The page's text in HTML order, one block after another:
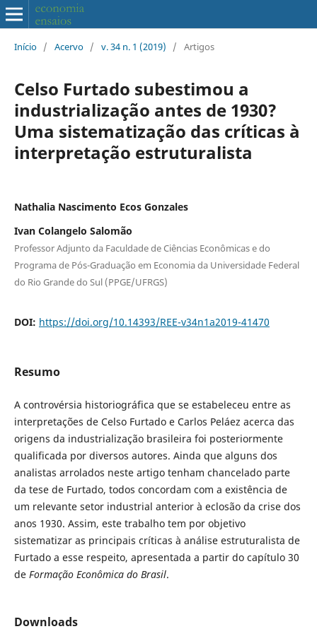
Início / Acervo / v. 34 n. 1 (2019) / Artigos
Celso Furtado subestimou a
industrialização antes de 1930?
Uma sistematização das críticas à
interpretação estruturalista
Nathalia Nascimento Ecos Gonzales
Ivan Colangelo Salomão
Professor Adjunto da Faculdade de Ciências Econômicas e do
Programa de Pós-Graduação em Economia da Universidade Federal
do Rio Grande do Sul (PPGE/UFRGS)
DOI: https://doi.org/10.14393/REE-v34n1a2019-41470
Resumo
A controvérsia historiográfica que se estabeleceu entre as
interpretações de Celso Furtado e Carlos Peláez acerca das
origens da industrialização brasileira foi posteriormente
qualificada por diversos autores. Ainda que alguns dos
analistas arrolados neste artigo tenham chancelado parte
da tese de Furtado, todos concordam com a existência de
um relevante setor industrial anterior à eclosão da crise dos
anos 1930. Assim, este trabalho tem por objetivo
sistematizar as principais críticas à análise estruturalista de
Furtado a esse respeito, apresentada a partir do capítulo 30
de Formação Econômica do Brasil.
Downloads